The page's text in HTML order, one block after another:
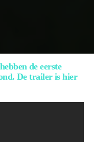
de eerste
De trailer is hier